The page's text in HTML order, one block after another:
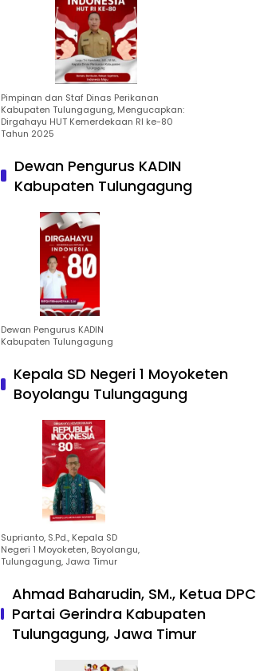
Pimpinan dan Staf Dinas Perikanan
Kabupaten Tulungagung, Mengucapkan:
Dirgahayu HUT Kemerdekaan RI ke-80
Tahun 2025
Dewan Pengurus KADIN
Kabupaten Tulungagung
Dewan Pengurus KADIN
Kabupaten Tulungagung
Kepala SD Negeri 1 Moyoketen
Boyolangu Tulungagung
Suprianto, S.Pd., Kepala SD
Negeri 1 Moyoketen, Boyolangu,
Tulungagung, Jawa Timur
Ahmad Baharudin, SM., Ketua DPC
Partai Gerindra Kabupaten
Tulungagung, Jawa Timur